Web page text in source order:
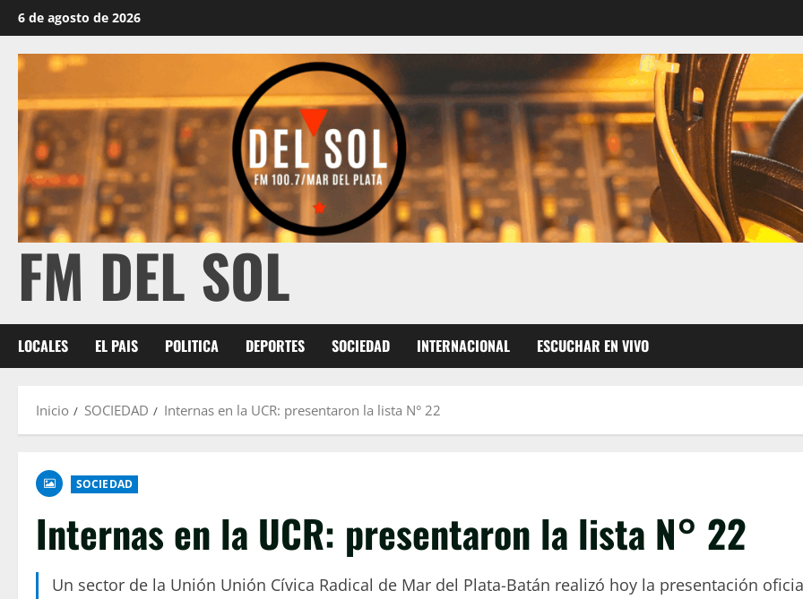
6 de agosto de 2026
FM DEL SOL
LOCALES EL PAIS POLITICA DEPORTES SOCIEDAD INTERNACIONAL ESCUCHAR EN VIVO
Inicio SOCIEDAD Internas en la UCR: presentaron la lista N° 22
SOCIEDAD
Internas en la UCR: presentaron la lista N° 22
Un sector de la Unión Unión Cívica Radical de Mar del Plata-Batán realizó hoy la presentación